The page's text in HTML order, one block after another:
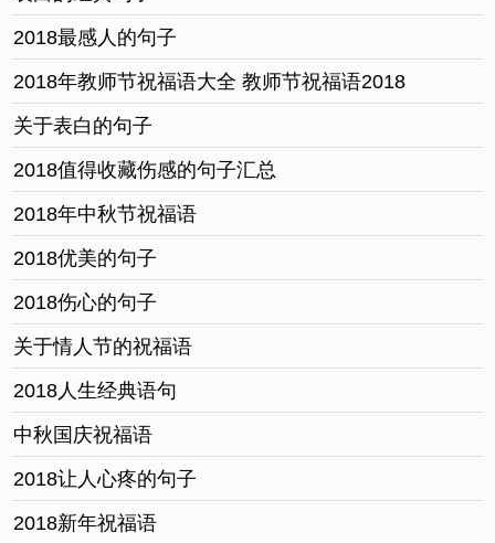
2018最感人的句子
2018年教师节祝福语大全 教师节祝福语2018
关于表白的句子
2018值得收藏伤感的句子汇总
2018年中秋节祝福语
2018优美的句子
2018伤心的句子
关于情人节的祝福语
2018人生经典语句
中秋国庆祝福语
2018让人心疼的句子
2018新年祝福语